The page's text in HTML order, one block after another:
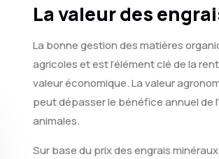
La valeur des
La bonne gestion des matières
agricoles et est l’élément clé de la
valeur économique. La valeur
peut dépasser le bénéfice annuel
animales.
Sur base du prix des engrais